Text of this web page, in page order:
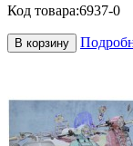
Код товара:6937-0
В корзину